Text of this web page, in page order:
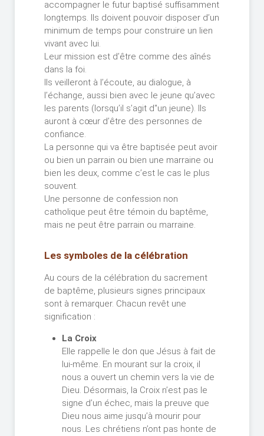
accompagner le futur baptisé suffisamment
longtemps. Ils doivent pouvoir disposer d’un
minimum de temps pour construire un lien
vivant avec lui.
Leur mission est d’être comme des aînés
dans la foi.
Ils veilleront à l’écoute, au dialogue, à
l’échange, aussi bien avec le jeune qu’avec
les parents (lorsqu’il s’agit d"un jeune). Ils
auront à cœur d’être des personnes de
confiance.
La personne qui va être baptisée peut avoir
ou bien un parrain ou bien une marraine ou
bien les deux, comme c’est le cas le plus
souvent.
Une personne de confession non
catholique peut être témoin du baptême,
mais ne peut être parrain ou marraine.
Les symboles de la célébration
Au cours de la célébration du sacrement
de baptême, plusieurs signes principaux
sont à remarquer. Chacun revêt une
signification :
La Croix
Elle rappelle le don que Jésus à fait de
lui-même. En mourant sur la croix, il
nous a ouvert un chemin vers la vie de
Dieu. Désormais, la Croix n’est pas le
signe d’un échec, mais la preuve que
Dieu nous aime jusqu’à mourir pour
nous. Les chrétiens n’ont pas honte de